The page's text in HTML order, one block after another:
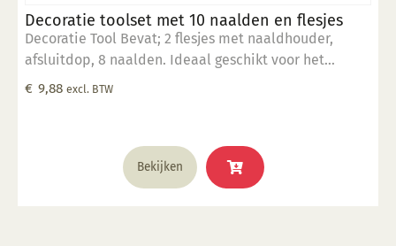
Decoratie toolset met 10 naalden en flesjes
Decoratie Tool Bevat; 2 flesjes met naaldhouder,
afsluitdop, 8 naalden. Ideaal geschikt voor het
nauwkeurig decoreren, lijnen trekken en of schrijven.
water doorspuiten en reinigen.
€ 9,88 excl. BTW
Bekijken